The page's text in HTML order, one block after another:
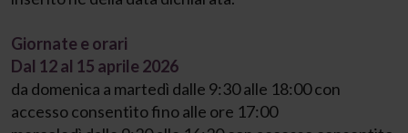
Giornate e orari
Dal 12 al 15 aprile 2026
da domenica a martedì dalle 9:30 alle 18:00 con
accesso consentito fino alle ore 17:00